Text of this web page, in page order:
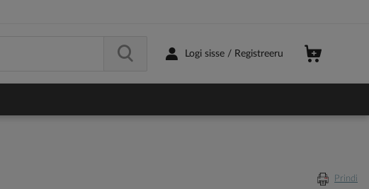
Logi sisse / Registreeru
Prindi